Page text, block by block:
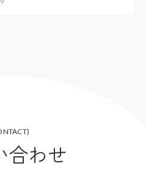
合わせ